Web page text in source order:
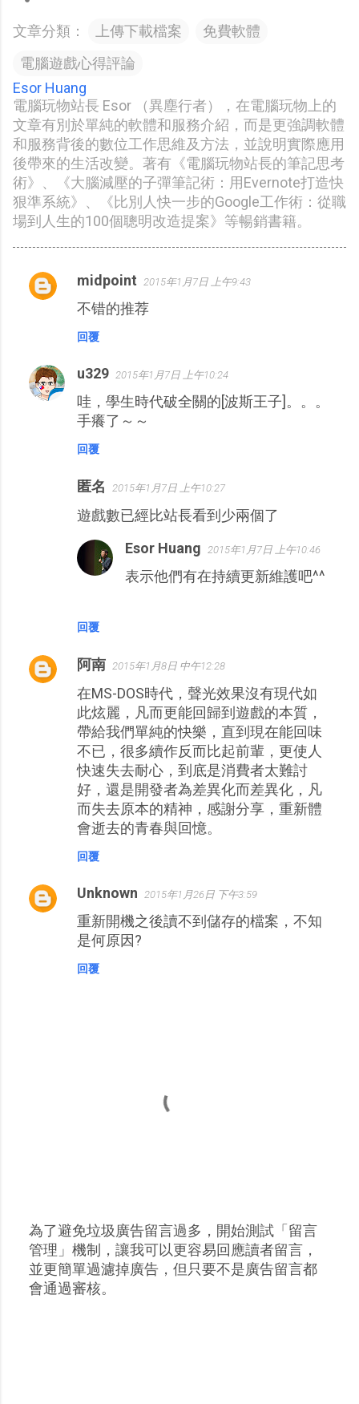
文章分類： 上傳下載檔案
免費軟體
電腦遊戲心得評論
Esor Huang
電腦玩物站長 Esor （異塵行者），在電腦玩物上的
文章有別於單純的軟體和服務介紹，而是更強調軟體
和服務背後的數位工作思維及方法，並說明實際應用
後帶來的生活改變。著有《電腦玩物站長的筆記思考
術》、《大腦減壓的子彈筆記術：用Evernote打造快
狠準系統》、《比別人快一步的Google工作術：從職
場到人生的100個聰明改造提案》等暢銷書籍。
留
midpoint 2015年1月7日 上午9:43
不错的推荐
回覆
u329 2015年1月7日 上午10:24
哇，學生時代破全關的[波斯王子]。。。
手癢了～～
回覆
匿名 2015年1月7日 上午10:27
遊戲數已經比站長看到少兩個了
回覆
Esor Huang 2015年1月7日 上午10:46
表示他們有在持續更新維護吧^^
阿南 2015年1月8日 中午12:28
在MS-DOS時代，聲光效果沒有現代如
此炫麗，凡而更能回歸到遊戲的本質，
帶給我們單純的快樂，直到現在能回味
不已，很多續作反而比起前輩，更使人
快速失去耐心，到底是消費者太難討
好，還是開發者為差異化而差異化，凡
而失去原本的精神，感謝分享，重新體
會逝去的青春與回憶。
回覆
Unknown 2015年1月26日 下午3:59
重新開機之後讀不到儲存的檔案，不知
是何原因?
回覆
張
貼
留
為了避免垃圾廣告留言過多，開始測試「留言
管理」機制，讓我可以更容易回應讀者留言，
並更簡單過濾掉廣告，但只要不是廣告留言都
會通過審核。